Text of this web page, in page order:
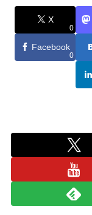
X
0
Facebook
0